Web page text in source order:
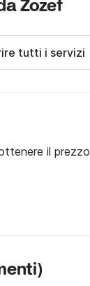
Žozef
tutti i servizi
il prezzo
)